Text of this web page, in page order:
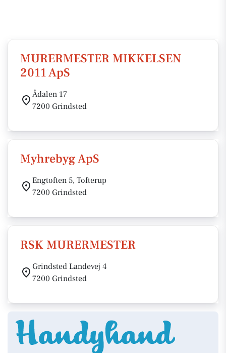
MURERMESTER MIKKELSEN
2011 ApS
Ådalen 17
7200 Grindsted
Myhrebyg ApS
Engtoften 5, Tofterup
7200 Grindsted
RSK MURERMESTER
Grindsted Landevej 4
7200 Grindsted